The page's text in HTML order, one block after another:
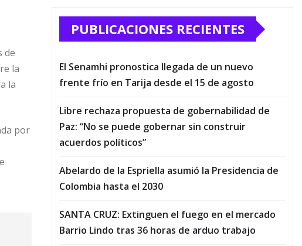
de
la
la
por
PUBLICACIONES RECIENTES
El Senamhi pronostica llegada de un nuevo
frente frío en Tarija desde el 15 de agosto
Libre rechaza propuesta de gobernabilidad de
Paz: “No se puede gobernar sin construir
acuerdos políticos”
Abelardo de la Espriella asumió la Presidencia de
Colombia hasta el 2030
SANTA CRUZ: Extinguen el fuego en el mercado
Barrio Lindo tras 36 horas de arduo trabajo